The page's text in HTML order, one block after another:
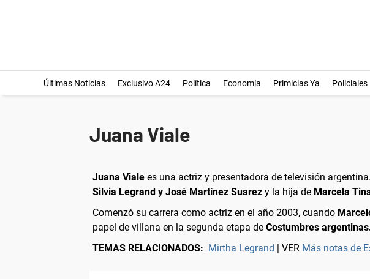
Últimas Noticias Exclusivo A24 Política Economía Primicias Ya Policiales
Juana Viale
Juana Viale es una actriz y presentadora de televisión
Silvia Legrand y José Martínez Suarez y la hija de Marcela
Comenzó su carrera como actriz en el año 2003, cuando
papel de villana en la segunda etapa de Costumbres
TEMAS RELACIONADOS: Mirtha Legrand | VER Más notas de